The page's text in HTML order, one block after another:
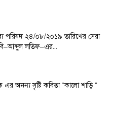
পরিষদ ২৪/০৮/২০১৯ তারিখের সেরা
লতিফ–এর...
অনন্য সৃষ্টি কবিতা “কালো শাড়ি ”